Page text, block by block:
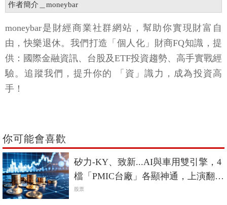
作者簡介＿moneybar
moneybar是財經商業社群網站，幫助你實現財富自
由，快樂退休。我們打造「個人化」財商FQ知識，提
供：國際金融資訊、台股及ETF投資趨勢、高手實戰經
驗。追蹤我們，提升你的 「資」識力，成為投資高
手！
你可能會喜歡
矽力-KY、致新...AI與車用雙引擎，4
檔「PMIC台廠」各顯神通，上演翻身
戰
股票